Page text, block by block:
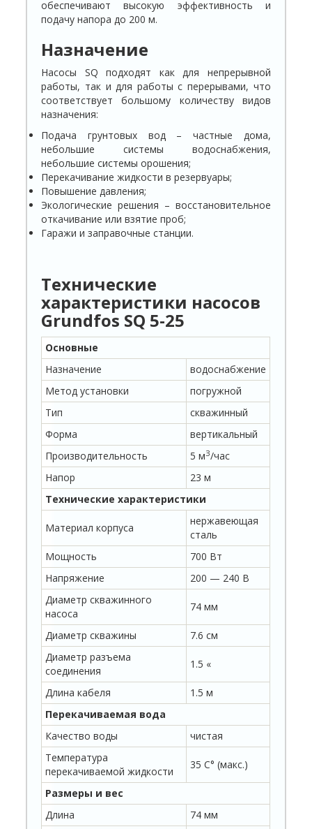
обеспечивают высокую эффективность и
подачу напора до 200 м.
Назначение
Насосы SQ подходят как для непрерывной
работы, так и для работы с перерывами, что
соответствует большому количеству видов
назначения:
Подача грунтовых вод – частные дома,
небольшие системы водоснабжения,
небольшие системы орошения;
Перекачивание жидкости в резервуары;
Повышение давления;
Экологические решения – восстановительное
откачивание или взятие проб;
Гаражи и заправочные станции.
Технические
характеристики насосов
Grundfos SQ 5-25
Основные
Назначение
водоснабжение
Метод установки
погружной
Тип
скважинный
Форма
вертикальный
Производительность
5 мЗ/час
Напор
23 м
Технические характеристики
Материал корпуса
нержавеющая
сталь
Мощность
700 Вт
Напряжение
200 — 240 В
Диаметр скважинного
насоса
74 мм
Диаметр скважины
7.6 см
Диаметр разъема
соединения
1.5 «
Длина кабеля
1.5 м
Перекачиваемая вода
Качество воды
чистая
Температура
перекачиваемой жидкости
35 C° (макс.)
Размеры и вес
Длина
74 мм